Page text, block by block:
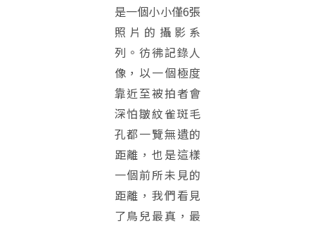
是一個小小僅6張
照片的攝影系
列。彷彿記錄人
像，以一個極度
靠近至被拍者會
深怕皺紋雀斑毛
孔都一覽無遺的
距離，也是這樣
一個前所未見的
距離，我們看見
了鳥兒最真，最